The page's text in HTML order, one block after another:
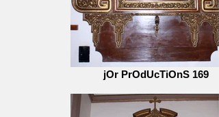
jOr PrOdUcTiOnS 169